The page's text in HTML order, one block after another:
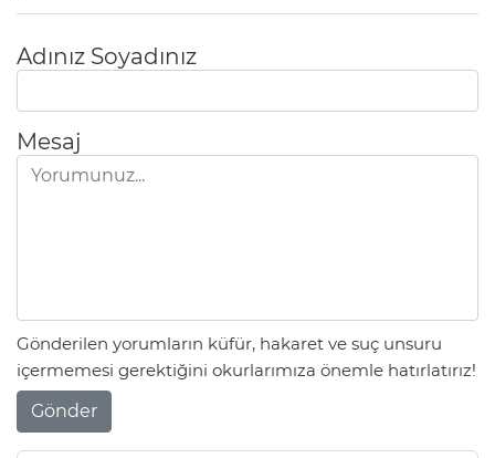
Adınız Soyadınız
Mesaj
Gönderilen yorumların küfür, hakaret ve suç unsuru
içermemesi gerektiğini okurlarımıza önemle hatırlatırız!
Gönder